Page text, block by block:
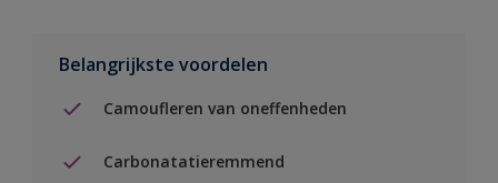
Belangrijkste voordelen
Camoufleren van oneffenheden
Carbonatatieremmend